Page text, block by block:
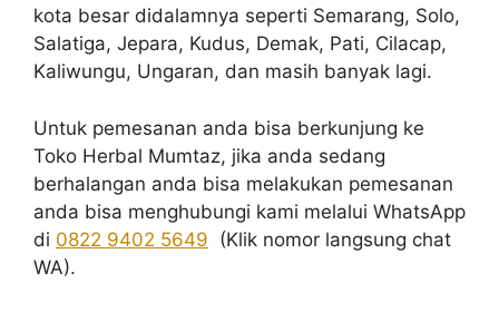
kota besar didalamnya seperti Semarang, Solo,
Salatiga, Jepara, Kudus, Demak, Pati, Cilacap,
Kaliwungu, Ungaran, dan masih banyak lagi.
Untuk pemesanan anda bisa berkunjung ke
Toko Herbal Mumtaz, jika anda sedang
berhalangan anda bisa melakukan pemesanan
anda bisa menghubungi kami melalui WhatsApp
di 0822 9402 5649 (Klik nomor langsung chat
WA).